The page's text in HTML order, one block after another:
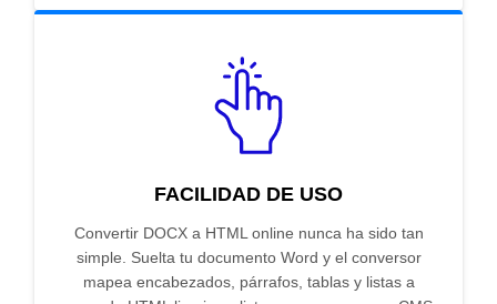
FACILIDAD DE USO
Convertir DOCX a HTML online nunca ha sido tan
simple. Suelta tu documento Word y el conversor
mapea encabezados, párrafos, tablas y listas a